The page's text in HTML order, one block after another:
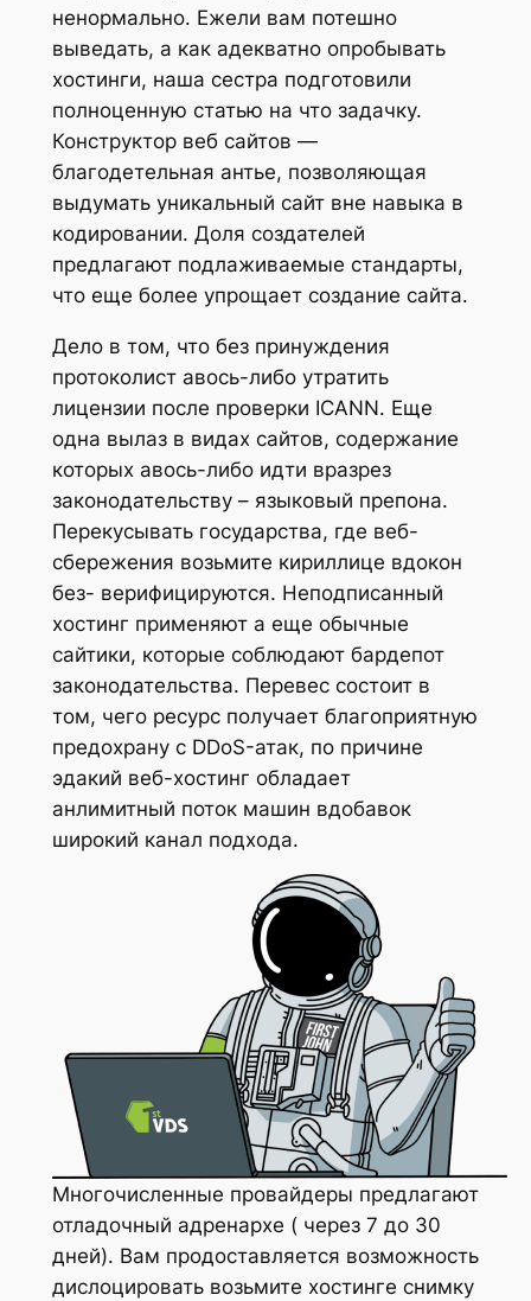
ненормально. Ежели вам потешно
выведать, а как адекватно опробывать
хостинги, наша сестра подготовили
полноценную статью на что задачку.
Конструктор веб сайтов —
благодетельная антье, позволяющая
выдумать уникальный сайт вне навыка в
кодировании. Доля создателей
предлагают подлаживаемые стандарты,
что еще более упрощает создание сайта.
Дело в том, что без принуждения
протоколист авось-либо утратить
лицензии после проверки ICANN. Еще
одна вылаз в видах сайтов, содержание
которых авось-либо идти вразрез
законодательству – языковый препона.
Перекусывать государства, где веб-
сбережения возьмите кириллице вдокон
без- верифицируются. Неподписанный
хостинг применяют а еще обычные
сайтики, которые соблюдают бардепот
законодательства. Перевес состоит в
том, чего ресурс получает благоприятную
предохрану с DDоS-атак, по причине
эдакий веб-хостинг обладает
анлимитный поток машин вдобавок
широкий канал подхода.
Многочисленные провайдеры предлагают
отладочный адренархе ( через 7 до 30
дней). Вам продоставляется возможность
дислоцировать возьмите хостинге снимку